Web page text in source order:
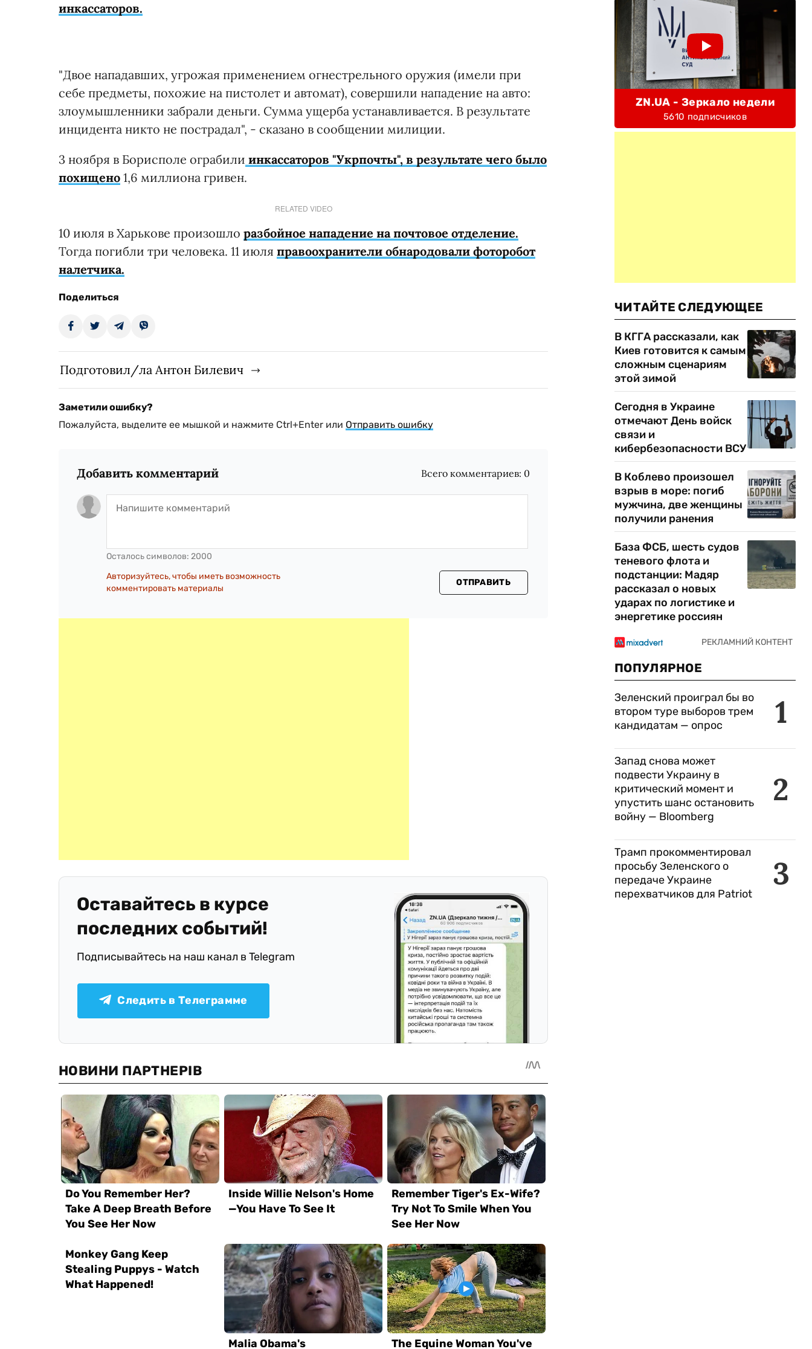
инкассаторов.
"Двое нападавших, угрожая применением огнестрельного оружия (имели при
себе предметы, похожие на пистолет и автомат), совершили нападение на авто:
злоумышленники забрали деньги. Сумма ущерба устанавливается. В результате
инцидента никто не пострадал", - сказано в сообщении милиции.
3 ноября в Борисполе ограбили инкассаторов "Укрпочты", в результате чего было
похищено 1,6 миллиона гривен.
RELATED VIDEO
10 июля в Харькове произошло разбойное нападение на почтовое отделение.
Тогда погибли три человека. 11 июля правоохранители обнародовали фоторобот
налетчика.
Поделиться
Подготовил/ла Антон Билевич
Заметили ошибку?
Пожалуйста, выделите ее мышкой и нажмите Ctrl+Enter или Отправить ошибку
Добавить комментарий Всего комментариев: 0
Осталось символов: 2000
Авторизуйтесь, чтобы иметь возможность
комментировать материалы
ОТПРАВИТЬ
Оставайтесь в курсе
последних событий!
Подписывайтесь на наш канал в Telegram
Следить в Телеграмме
ZN.UA - Зеркало недели
5610 подписчиков
ЧИТАЙТЕ СЛЕДУЮЩЕЕ
В КГГА рассказали, как
Киев готовится к самым
сложным сценариям
этой зимой
Сегодня в Украине
отмечают День войск
связи и
кибербезопасности ВСУ
В Коблево произошел
взрыв в море: погиб
мужчина, две женщины
получили ранения
База ФСБ, шесть судов
теневого флота и
подстанции: Мадяр
рассказал о новых
ударах по логистике и
энергетике россиян
ПОПУЛЯРНОЕ
1
Зеленский проиграл бы во
втором туре выборов трем
кандидатам — опрос
2
Запад снова может
подвести Украину в
критический момент и
упустить шанс остановить
войну — Bloomberg
3
Трамп прокомментировал
просьбу Зеленского о
передаче Украине
перехватчиков для Patriot